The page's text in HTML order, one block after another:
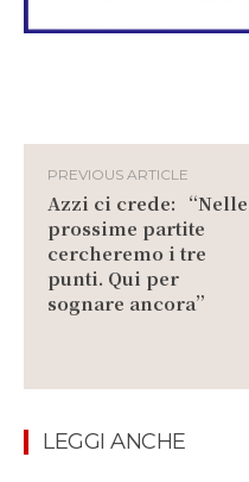
PREVIOUS ARTICLE
Azzi ci crede: “Nelle
prossime partite
cercheremo i tre
punti. Qui per
sognare ancora”
LEGGI ANCHE